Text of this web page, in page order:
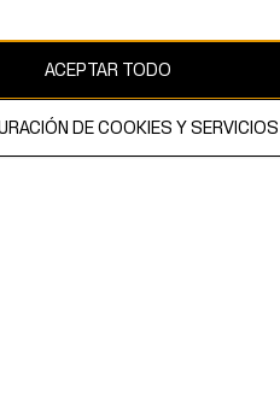
protegido por copyright y es
AB.
ACEPTAR TODO
DE COOKIES Y SERVICIOS